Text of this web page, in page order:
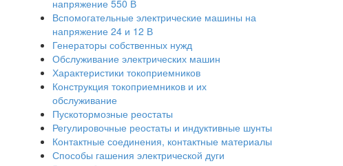
напряжение 550 В
Вспомогательные электрические машины на
напряжение 24 и 12 В
Генераторы собственных нужд
Обслуживание электрических машин
Характеристики токоприемников
Конструкция токоприемников и их
обслуживание
Пускотормозные реостаты
Регулировочные реостаты и индуктивные шунты
Контактные соединения, контактные материалы
Способы гашения электрической дуги